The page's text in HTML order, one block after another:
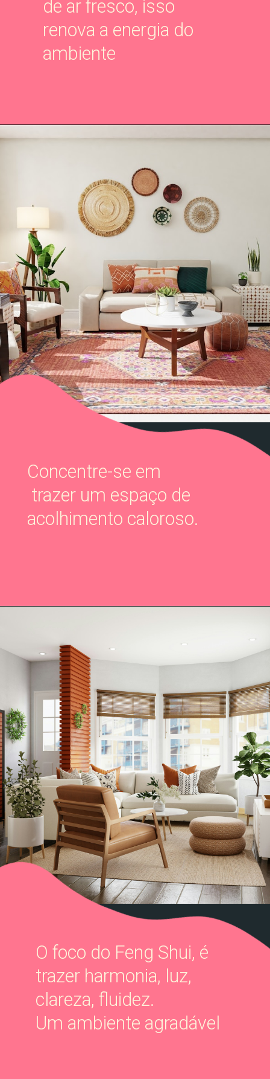
de ar fresco, isso
renova a energia do
ambiente
Concentre-se em
trazer um espaço de
acolhimento caloroso.
O foco do Feng Shui, é
trazer harmonia, luz,
clareza, fluidez.
Um ambiente agradável